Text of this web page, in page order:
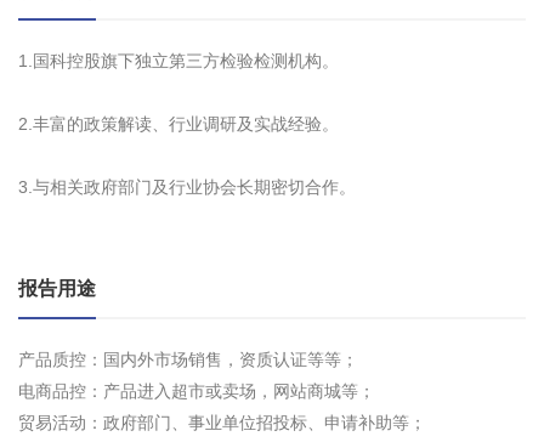
1.国科控股旗下独立第三方检验检测机构。
2.丰富的政策解读、行业调研及实战经验。
3.与相关政府部门及行业协会长期密切合作。
报告用途
产品质控：国内外市场销售，资质认证等等；
电商品控：产品进入超市或卖场，网站商城等；
贸易活动：政府部门、事业单位招投标、申请补助等；